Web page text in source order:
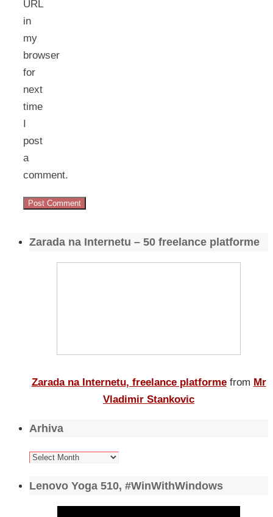
URL
in
my
browser
for
next
time
I
post
a
comment.
Zarada na Internetu – 50 freelance platforme
Zarada na Internetu, freelance platforme from Mr
Vladimir Stankovic
Arhiva
Arhiva
Lenovo Yoga 510, #WinWithWindows